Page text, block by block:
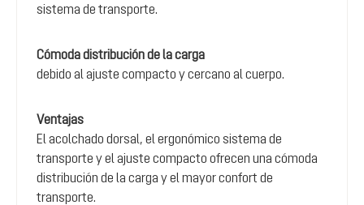
sistema de transporte.
Cómoda distribución de la carga
debido al ajuste compacto y cercano al cuerpo.
Ventajas
El acolchado dorsal, el ergonómico sistema de
transporte y el ajuste compacto ofrecen una cómoda
distribución de la carga y el mayor confort de
transporte.